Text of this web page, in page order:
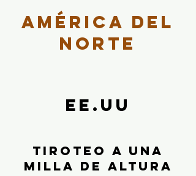
América del
norte
EE.UU
Tiroteo a una
milla de altura